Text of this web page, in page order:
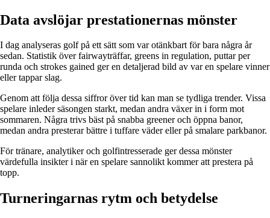
Data avslöjar prestationernas mönster
I dag analyseras golf på ett sätt som var otänkbart för bara några år
sedan. Statistik över fairwayträffar, greens in regulation, puttar per
runda och strokes gained ger en detaljerad bild av var en spelare vinner
eller tappar slag.
Genom att följa dessa siffror över tid kan man se tydliga trender. Vissa
spelare inleder säsongen starkt, medan andra växer in i form mot
sommaren. Några trivs bäst på snabba greener och öppna banor,
medan andra presterar bättre i tuffare väder eller på smalare parkbanor.
För tränare, analytiker och golfintresserade ger dessa mönster
värdefulla insikter i när en spelare sannolikt kommer att prestera på
topp.
Turneringarnas rytm och betydelse